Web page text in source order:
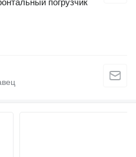
погрузчик